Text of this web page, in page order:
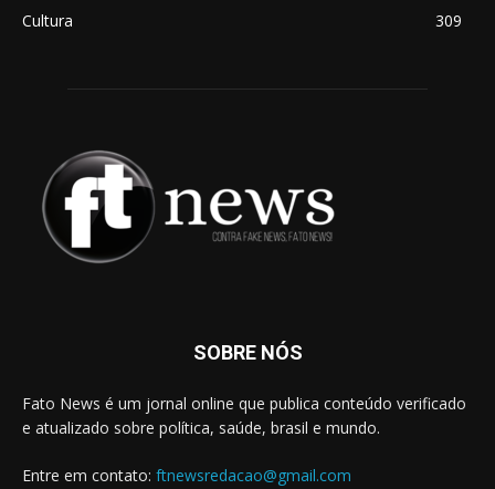
Cultura
309
SOBRE NÓS
Fato News é um jornal online que publica conteúdo verificado
e atualizado sobre política, saúde, brasil e mundo.
Entre em contato: ftnewsredacao@gmail.com